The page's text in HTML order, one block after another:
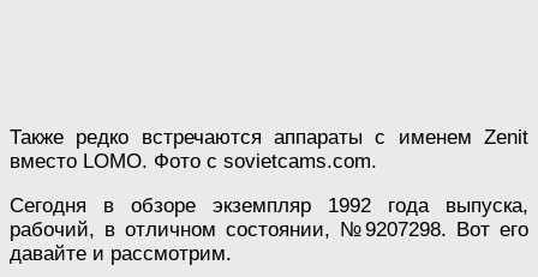
Также редко встречаются аппараты с именем Zenit
вместо LOMO. Фото с sovietcams.com.
Сегодня в обзоре экземпляр 1992 года выпуска,
рабочий, в отличном состоянии, №9207298. Вот его
давайте и рассмотрим.